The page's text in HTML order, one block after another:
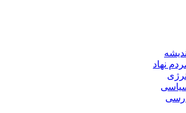
اندیشه
نهاد
انرژی